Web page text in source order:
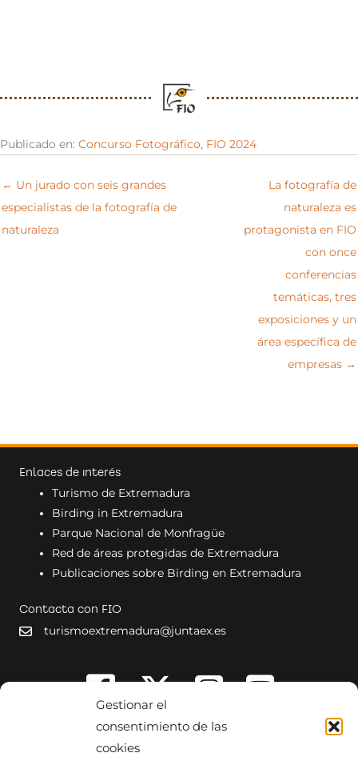
Gestionar el
consentimiento de las
cookies
Publicado en: Concurso Fotográfico, FIO 2024
← Un jurado con seis grandes
especialistas de la fotografía de
naturaleza
La fotografía de
naturaleza es
protagonista en FIO
con once
conferencias
temáticas, tres
exposiciones y un
área específica de
empresas →
Enlaces de interés
Turismo de Extremadura
Birding in Extremadura
Parque Nacional de Monfragüe
Red de áreas protegidas de Extremadura
Publicaciones sobre Birding en Extremadura
Contacta con FIO
turismoextremadura@juntaex.es